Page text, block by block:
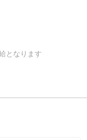
となります